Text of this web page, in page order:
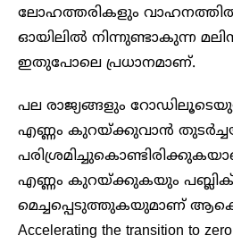
ലോഹത്തരികളും വാഹനത്തിൽ
ഓയിലിൽ നിന്നുണ്ടാകുന്ന
ഇതുപോലെ പ്രധാനമാണ്.
പല രാജ്യങ്ങളും
എണ്ണം കുറയ്ക്കുവാൻ
എണ്ണം കുറയ്ക്കുകയും പബ്ലിക്
മെച്ചപ്പെടുത്തുകയുമാണ്
Accelerating the transition to